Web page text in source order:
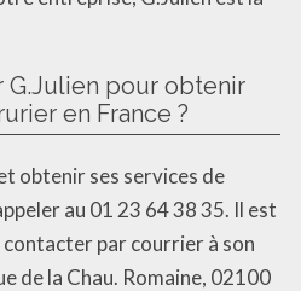
pour obtenir
en France ?
obtenir ses services de
au 01 23 64 38 35. Il est
par courrier à son
de la Chau. Romaine, 02100